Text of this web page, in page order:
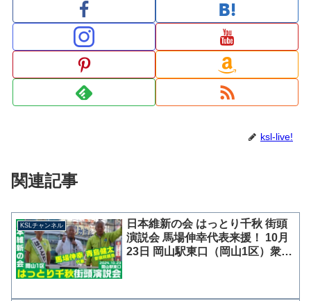
ksl-live!
関連記事
KSLチャンネル
日本維新の会 はっとり千秋 街頭
演説会 馬場伸幸代表来援！ 10月
23日 岡山駅東口（岡山1区）衆院